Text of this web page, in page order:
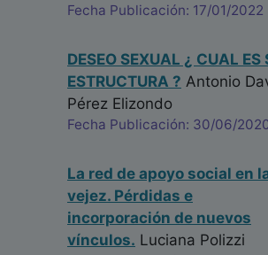
Fecha Publicación: 17/01/2022
DESEO SEXUAL ¿ CUAL ES
ESTRUCTURA ? Antonio
Pérez Elizondo
Fecha Publicación: 30/06/
La red de apoyo social en
vejez. Pérdidas e
incorporación de nuevos
vínculos. Luciana Polizzi